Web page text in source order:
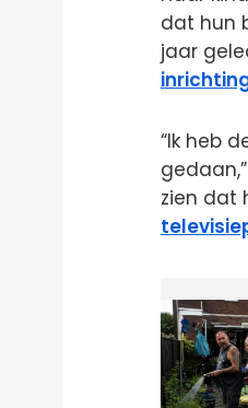
dat hun
jaar
“Ik heb
zien dat